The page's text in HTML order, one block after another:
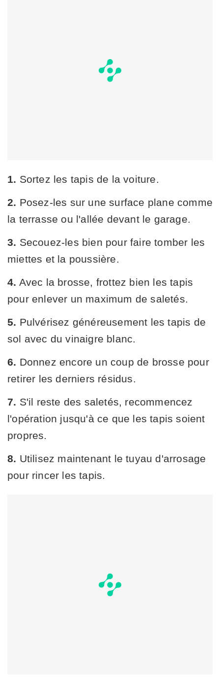
1. Sortez les tapis de la voiture.
2. Posez-les sur une surface plane comme
la terrasse ou l'allée devant le garage.
3. Secouez-les bien pour faire tomber les
miettes et la poussière.
4. Avec la brosse, frottez bien les tapis
pour enlever un maximum de saletés.
5. Pulvérisez généreusement les tapis de
sol avec du vinaigre blanc.
6. Donnez encore un coup de brosse pour
retirer les derniers résidus.
7. S'il reste des saletés, recommencez
l'opération jusqu'à ce que les tapis soient
propres.
8. Utilisez maintenant le tuyau d'arrosage
pour rincer les tapis.